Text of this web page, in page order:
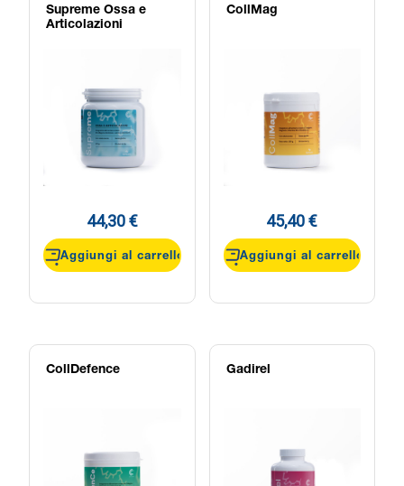
Supreme Ossa e
Articolazioni
44,30 €
Aggiungi al carrello
CollMag
45,40 €
Aggiungi al carrello
CollDefence Gadirel